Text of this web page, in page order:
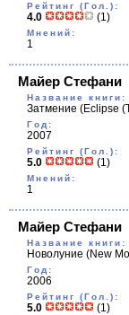
Рейтинг (Гол.):
4.0 (1)
Мнений:
1
Майер Стефани
Название книги:
Затмение (Eclipse
Год:
2007
Рейтинг (Гол.):
5.0 (1)
Мнений:
1
Майер Стефани
Название книги:
Новолуние (New
Год:
2006
Рейтинг (Гол.):
5.0 (1)